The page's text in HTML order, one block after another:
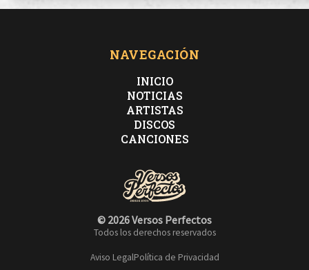
NAVEGACIÓN
INICIO
NOTICIAS
ARTISTAS
DISCOS
CANCIONES
© 2026 Versos Perfectos
Todos los derechos reservados
Aviso LegalPolítica de Privacidad